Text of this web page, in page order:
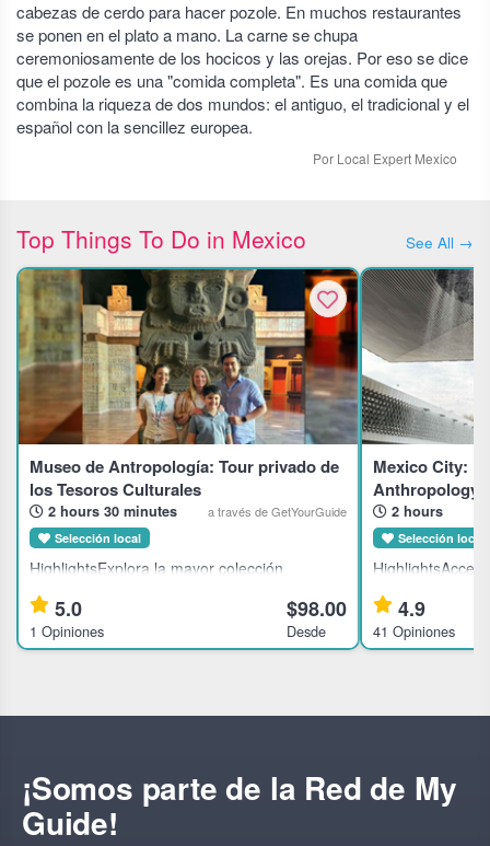
cabezas de cerdo para hacer pozole. En muchos restaurantes
se ponen en el plato a mano. La carne se chupa
ceremoniosamente de los hocicos y las orejas. Por eso se dice
que el pozole es una "comida completa". Es una comida que
combina la riqueza de dos mundos: el antiguo, el tradicional y el
español con la sencillez europea.
Por Local Expert Mexico
Top Things To Do in Mexico See All →
Museo de Antropología: Tour privado de
los Tesoros Culturales
2 hours 30 minutes a través de GetYourGuide
Selección local
HighlightsExplora la mayor colección
antropológica de MéxicoAdéntrate en la
antigua cosmovisión
prehispánicaFamiliarízate con civilizaciones
5.0
1 Opiniones
$98.00
Desde
Mexico City:
Anthropology
2 hours
Selección local
entradas
antiguas
4.9
41 Opiniones
¡Somos parte de la Red de My
Guide!